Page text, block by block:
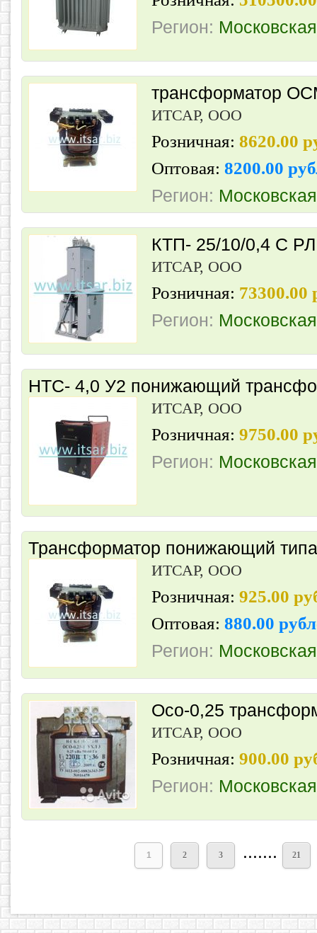
Регион:
трансформатор
ИТСАР, ООО
Розничная: 8620.00
Оптовая: 8200.00
Регион:
КТП- 25/10/0,4 С
ИТСАР, ООО
Розничная: 73300.00
Регион:
НТС- 4,0 У2 понижающий
ИТСАР, ООО
Розничная: 9750.00
Регион:
Трансформатор понижающий
ИТСАР, ООО
Розничная: 925.00
Оптовая: 880.00
Регион:
Осо-0,25
ИТСАР, ООО
Розничная: 900.00
Регион:
1 2 3 ....... 21